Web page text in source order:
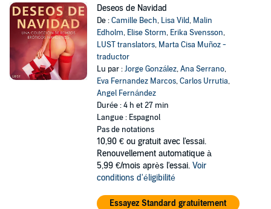
Deseos de Navidad
De :Camille Bech, Lisa Vild, Malin
Edholm, Elise Storm, Erika Svensson,
LUST translators, Marta Cisa Muñoz -
traductor
Lu par :Jorge González,Ana Serrano,
Eva Fernandez Marcos,Carlos Urrutia,
Angel Fernández
Durée : 4 h et 27 min
Langue : Espagnol
Pas de notations
10,90 € ou gratuit avec l'essai.
Renouvellement automatique à
5,99 €/mois après l'essai. Voir
conditions d'éligibilité
Essayez Standard gratuitement